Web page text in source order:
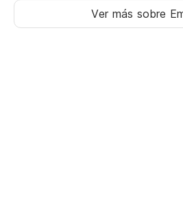
Ver más sobre